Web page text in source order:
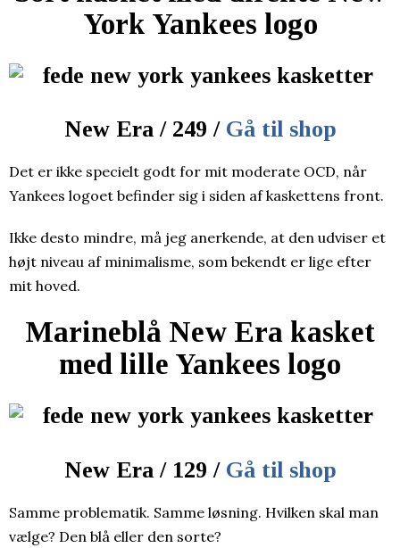
York Yankees logo
New Era / 249 / Gå til shop
Det er ikke specielt godt for mit moderate OCD, når
Yankees logoet befinder sig i siden af kaskettens front.
Ikke desto mindre, må jeg anerkende, at den udviser et
højt niveau af minimalisme, som bekendt er lige efter
mit hoved.
Marineblå New Era kasket
med lille Yankees logo
New Era / 129 / Gå til shop
Samme problematik. Samme løsning. Hvilken skal man
vælge? Den blå eller den sorte?